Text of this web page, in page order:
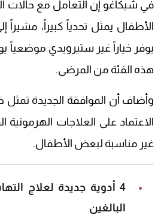
في شيكاغو إن التعامل مع حالات
الأطفال يمثل تحدياً كبيراً، مشيراً
يوفر خياراً غير ستيرويدي موضعياً
هذه الفئة من المرضى.
وأضاف أن الموافقة الجديدة
الاعتماد على العلاجات
غير مناسبة لبعض الأطفال.
4 أدوية جديدة لعلاج
البالغين